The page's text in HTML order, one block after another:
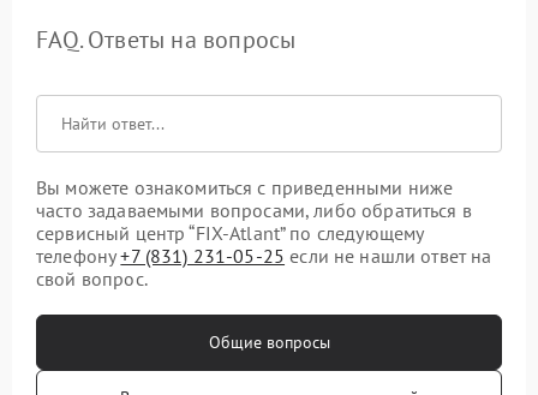
FAQ. Ответы на вопросы
Вы можете ознакомиться с приведенными ниже
часто задаваемыми вопросами, либо обратиться в
сервисный центр “FIX-Atlant” по следующему
телефону+7 (831) 231-05-25 если не нашли ответ на
свой вопрос.
Общие вопросы